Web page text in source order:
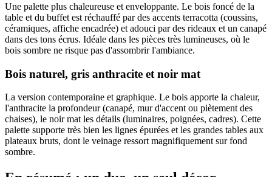
Une palette plus chaleureuse et enveloppante. Le bois foncé de la
table et du buffet est réchauffé par des accents terracotta (coussins,
céramiques, affiche encadrée) et adouci par des rideaux et un canapé
dans des tons écrus. Idéale dans les pièces très lumineuses, où le
bois sombre ne risque pas d'assombrir l'ambiance.
Bois naturel, gris anthracite et noir mat
La version contemporaine et graphique. Le bois apporte la chaleur,
l'anthracite la profondeur (canapé, mur d'accent ou piètement des
chaises), le noir mat les détails (luminaires, poignées, cadres). Cette
palette supporte très bien les lignes épurées et les grandes tables aux
plateaux bruts, dont le veinage ressort magnifiquement sur fond
sombre.